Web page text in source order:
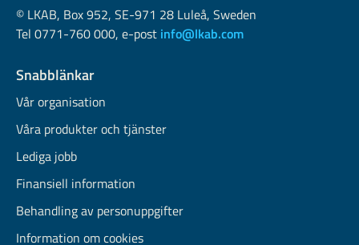
© LKAB, Box 952, SE-971 28 Luleå, Sweden
Tel 0771-760 000, e-post info@lkab.com
Snabblänkar
Vår organisation
Våra produkter och tjänster
Lediga jobb
Finansiell information
Behandling av personuppgifter
Information om cookies